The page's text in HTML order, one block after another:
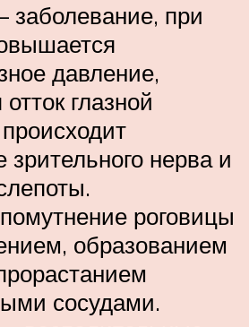
заболевание, при
давление,
глазной
зрительного нерва и
роговицы
образованием
сосудами.